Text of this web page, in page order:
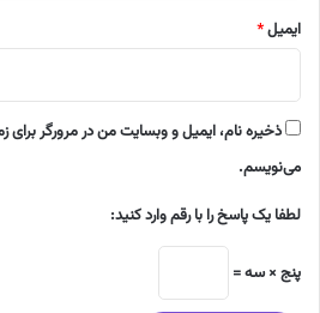
ایمیل*
ذخیره نام، ایمیل و وبسایت من در مرورگر برای
می‌نویسم.
لطفا یک پاسخ را با رقم وارد کنید:
پنج × سه =